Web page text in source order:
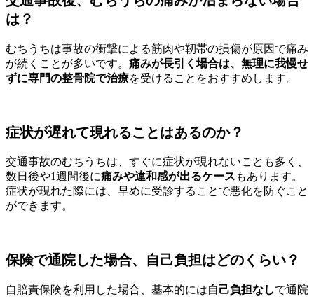
は？
むちうちは事故の衝撃による筋肉や靭帯の損傷が原因で痛み
が続くことが多いです。 痛みが長引く場合は、無理に我慢せ
ずに専門の整骨院で治療を受けることをおすすめします。
症状が遅れて現れることはあるのか？
交通事故のむちうちは、すぐに症状が現れないことも多く、
数日後や1週間後に痛みや違和感が出るケース もあります。
症状が現れた際には、早めに受診することで悪化を防ぐこと
ができます。
保険で通院した場合、自己負担はどのくらい？
自賠責保険を利用した場合、基本的には自己負担なしで通院